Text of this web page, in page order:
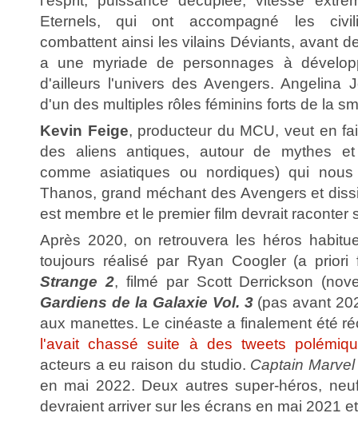
Eternels, qui ont accompagné les
combattent ainsi les vilains Déviants, avant
a une myriade de personnages à
d'ailleurs l'univers des Avengers. Angelina
d'un des multiples rôles féminins forts de la
Kevin Feige, producteur du MCU, veut en
des aliens antiques, autour de mythes et
comme asiatiques ou nordiques) qui
Thanos, grand méchant des Avengers et
est membre et le premier film devrait raconter
Après 2020, on retrouvera les héros
toujours réalisé par Ryan Coogler (a
Strange 2, filmé par Scott Derrickson
Gardiens de la Galaxie Vol. 3(pas avant
aux manettes. Le cinéaste a finalement été
l'avait chassé suite à des tweets
acteurs a eu raison du studio. Captain
en mai 2022. Deux autres super-héros,
devraient arriver sur les écrans en mai 2021